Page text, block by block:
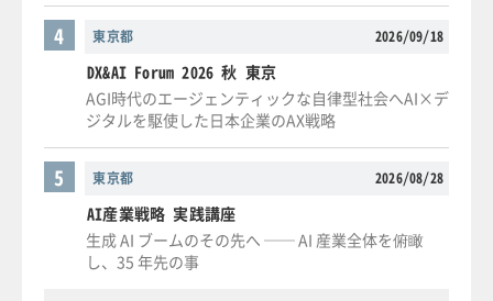
東京都 2026/09/18
4
DX&AI Forum 2026 秋 東京
AGI時代のエージェンティックな自律型社会へAI×デ
ジタルを駆使した日本企業のAX戦略
東京都 2026/08/28
5
AI産業戦略 実践講座
生成 AI ブームのその先へ ── AI 産業全体を俯瞰
し、35 年先の事